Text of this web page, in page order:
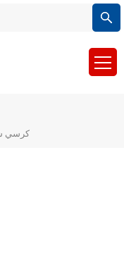
كرسي